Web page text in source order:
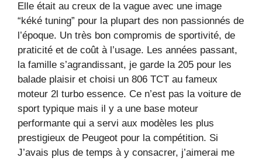
Elle était au creux de la vague avec une image
“kéké tuning” pour la plupart des non passionnés de
l’époque. Un très bon compromis de sportivité, de
praticité et de coût à l’usage. Les années passant,
la famille s’agrandissant, je garde la 205 pour les
balade plaisir et choisi un 806 TCT au fameux
moteur 2l turbo essence. Ce n’est pas la voiture de
sport typique mais il y a une base moteur
performante qui a servi aux modèles les plus
prestigieux de Peugeot pour la compétition. Si
J’avais plus de temps à y consacrer, j’aimerai me